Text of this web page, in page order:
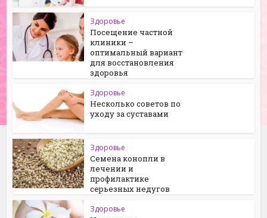
Здоровье
Посещение частной
клиники –
оптимальный вариант
для восстановления
здоровья
Здоровье
Несколько советов по
уходу за суставами
Здоровье
Семена конопли в
лечении и
профилактике
серьезных недугов
Здоровье